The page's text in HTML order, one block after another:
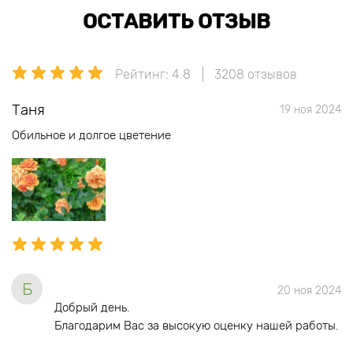
ОСТАВИТЬ ОТЗЫВ
Рейтинг: 4.8 3208 отзывов
Таня 19 ноя 2024
Обильное и долгое цветение
Б 20 ноя 2024
Добрый день.
Благодарим Вас за высокую оценку нашей работы.